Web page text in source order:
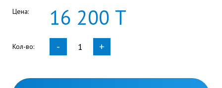
Цена: 16 200 Т
Кол-во: - +